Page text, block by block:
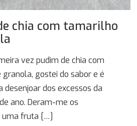
chia com tamarilho
vez pudim de chia com
gostei do sabor e é
desenjoar dos excessos da
ano. Deram-me os
fruta […]